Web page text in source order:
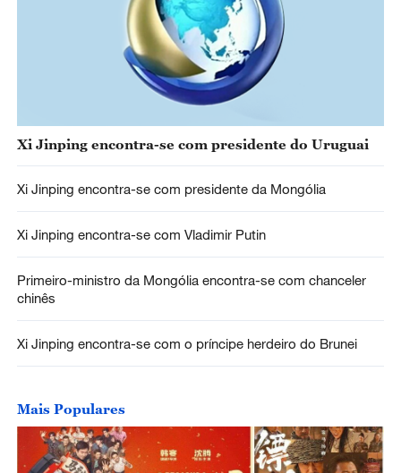
Xi Jinping encontra-se com presidente do Uruguai
Xi Jinping encontra-se com presidente da Mongólia
Xi Jinping encontra-se com Vladimir Putin
Primeiro-ministro da Mongólia encontra-se com chanceler
chinês
Xi Jinping encontra-se com o príncipe herdeiro do Brunei
Mais Populares